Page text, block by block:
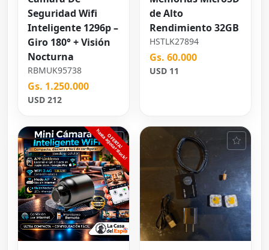
Seguridad Wifi
Inteligente 1296p –
Giro 180° + Visión
Nocturna
RBMUK95738
Gs. 1.250.000
USD 212
de Alto
Rendimiento 32GB
HSTLK27894
Gs. 60.000
USD 11